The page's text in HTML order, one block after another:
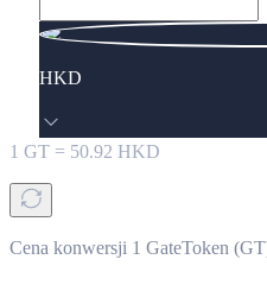
HKD
1 GT = 50.92 HKD
Cena konwersji 1 GateToken